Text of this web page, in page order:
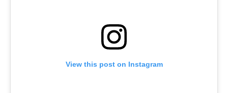
View this post on Instagram